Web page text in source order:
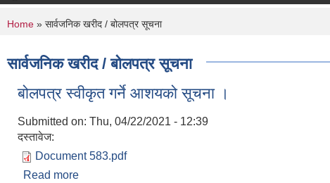
You are here
Home » सार्वजनिक खरीद / बोलपत्र सूचना
सार्वजनिक खरीद / बोलपत्र सूचना
बोलपत्र स्वीकृत गर्ने आशयको सूचना ।
Submitted on: Thu, 04/22/2021 - 12:39
दस्तावेज:
Document 583.pdf
Read more